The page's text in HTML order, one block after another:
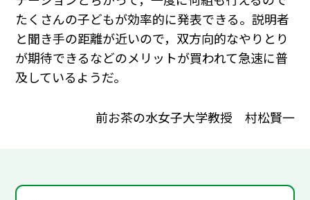
たくさんの子どもが効率的に発表できる。説明者
と聞き手の距離が近いので，双方向的なやりとり
が期待できるなどのメリットが買われて急速に普
及しているようだ。
前お茶の水女子大学教授 村松賢一